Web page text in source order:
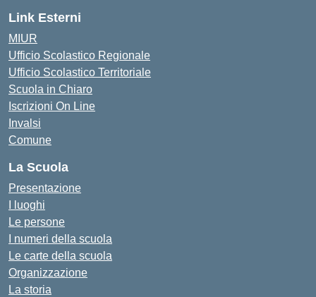
Link Esterni
MIUR
Ufficio Scolastico Regionale
Ufficio Scolastico Territoriale
Scuola in Chiaro
Iscrizioni On Line
Invalsi
Comune
La Scuola
Presentazione
I luoghi
Le persone
I numeri della scuola
Le carte della scuola
Organizzazione
La storia